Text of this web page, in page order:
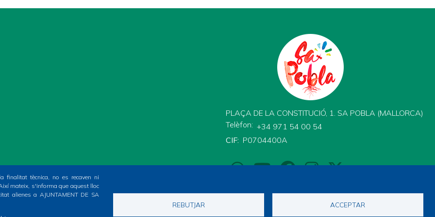
PLAÇA DE LA CONSTITUCIÓ, 1. SA POBLA (MALLORCA)
Telèfon +34 971 54 00 54
CIF P0704400A
finalitat tècnica, no es recaven ni
mateix, s'informa que aquest lloc
alienes a AJUNTAMENT DE SA
REBUTJAR ACCEPTAR